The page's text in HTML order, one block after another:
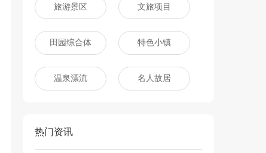
旅游景区 文旅项目
田园综合体 特色小镇
温泉漂流 名人故居
热门资讯